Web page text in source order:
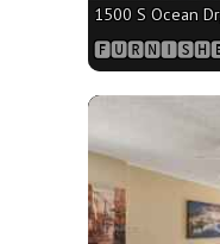
1500 S Ocean
🅵🆄🆁🅽🅸🆂🅷🅴🅳